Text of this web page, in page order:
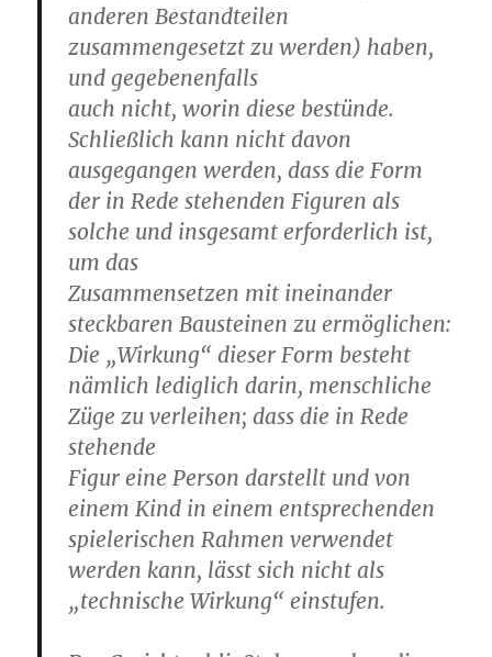
anderen Bestandteilen
zusammengesetzt zu werden) haben,
und gegebenenfalls
auch nicht, worin diese bestünde.
Schließlich kann nicht davon
ausgegangen werden, dass die Form
der in Rede stehenden Figuren als
solche und insgesamt erforderlich ist,
um das
Zusammensetzen mit ineinander
steckbaren Bausteinen zu ermöglichen:
Die „Wirkung“ dieser Form besteht
nämlich lediglich darin, menschliche
Züge zu verleihen; dass die in Rede
stehende
Figur eine Person darstellt und von
einem Kind in einem entsprechenden
spielerischen Rahmen verwendet
werden kann, lässt sich nicht als
„technische Wirkung“ einstufen.